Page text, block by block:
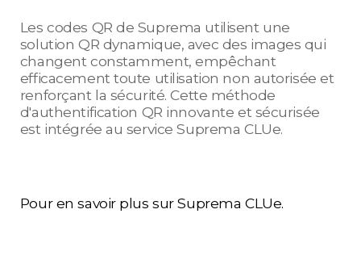
Les codes QR de Suprema utilisent une
solution QR dynamique, avec des images qui
changent constamment, empêchant
efficacement toute utilisation non autorisée et
renforçant la sécurité. Cette méthode
d'authentification QR innovante et sécurisée
est intégrée au service Suprema CLUe.
Pour en savoir plus sur Suprema CLUe.